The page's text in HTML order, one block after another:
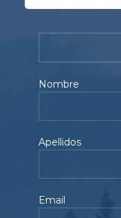
Nombre
Apellidos
Email